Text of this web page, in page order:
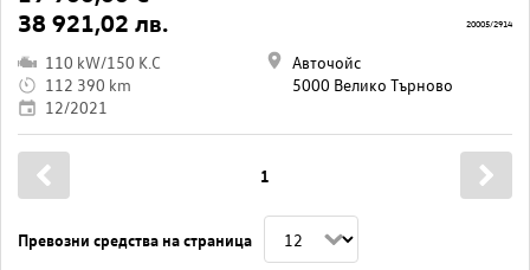
38 921,02 лв.
110 kW/150 K.C
112 390 km
12/2021
Авточойс
5000 Велико Търново
20005/2914
Превозни средства на страница
1